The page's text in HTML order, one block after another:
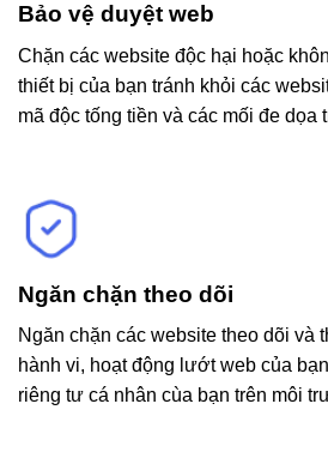
Bảo vệ duyệt web
Chặn các website độc hại hoặc
thiết bị của bạn tránh khỏi các
mã độc tống tiền và các mối đe dọa
Ngăn chặn theo dõi
Ngăn chặn các website theo dõi và
hành vi, hoạt động lướt web của
riêng tư cá nhân cùa bạn trên môi